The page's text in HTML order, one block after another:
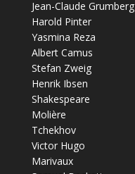
Jean-Claude Grumberg
Harold Pinter
Yasmina Reza
Albert Camus
Stefan Zweig
Henrik Ibsen
Shakespeare
Molière
Tchekhov
Victor Hugo
Marivaux